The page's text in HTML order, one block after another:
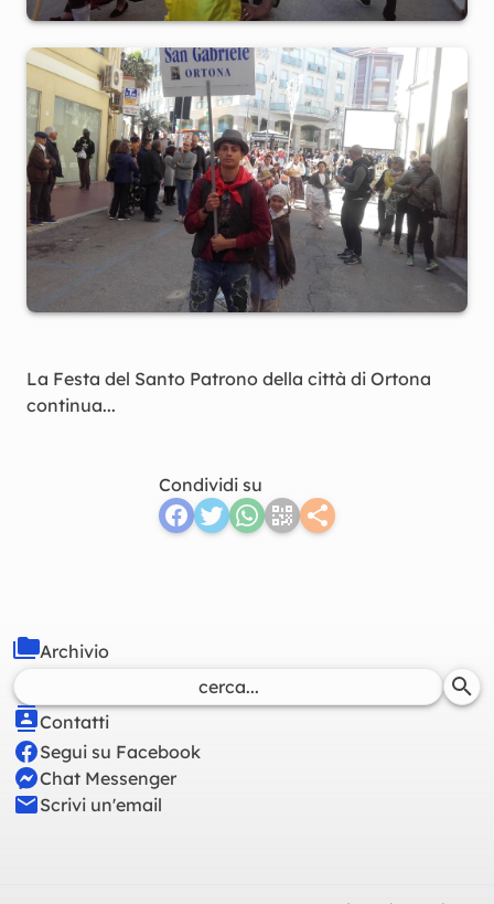
La Festa del Santo Patrono della città di Ortona
continua...
Condividi su
Contatti
Segui su Facebook
Chat Messenger
Scrivi un'email
Archivio